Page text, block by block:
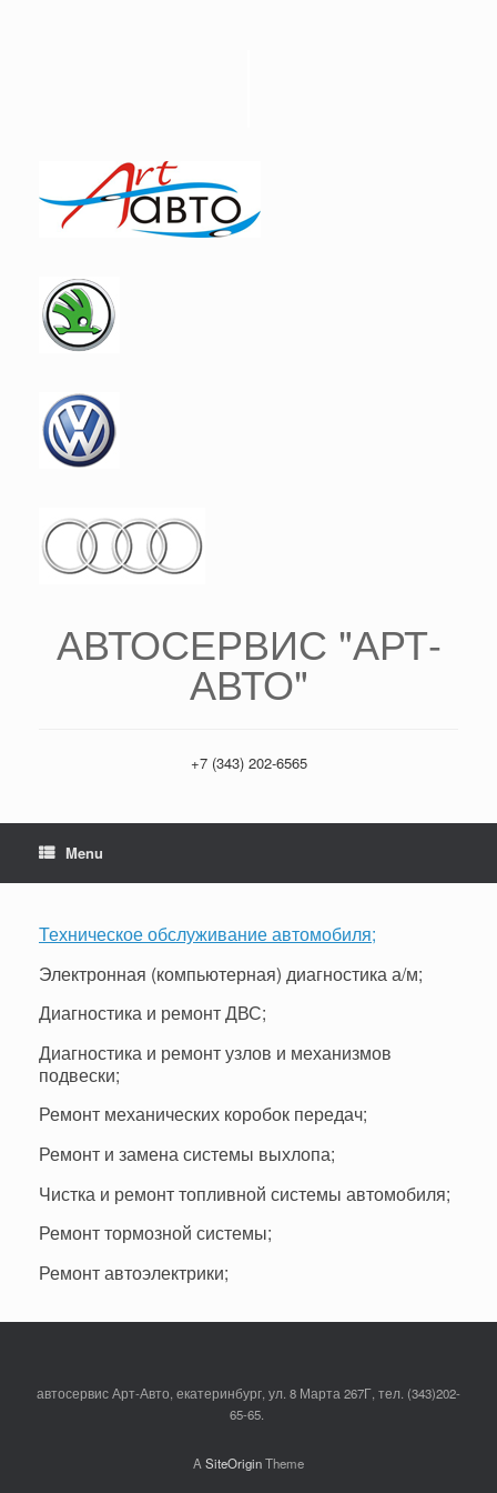
АВТОСЕРВИС "АРТ-
АВТО"
+7 (343) 202-6565
Menu
Техническое обслуживание автомобиля;
Электронная (компьютерная) диагностика а/м;
Диагностика и ремонт ДВС;
Диагностика и ремонт узлов и механизмов
подвески;
Ремонт механических коробок передач;
Ремонт и замена системы выхлопа;
Чистка и ремонт топливной системы автомобиля;
Ремонт тормозной системы;
Ремонт автоэлектрики;
автосервис Арт-Авто, екатеринбург, ул. 8 Марта 267Г, тел. (343)202-
65-65.
A SiteOriginTheme